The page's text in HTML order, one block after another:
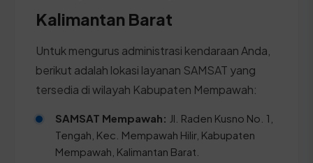
Kalimantan Barat
Untuk mengurus administrasi kendaraan Anda,
berikut adalah lokasi layanan SAMSAT yang
tersedia di wilayah Kabupaten Mempawah:
SAMSAT Mempawah: Jl. Raden Kusno No. 1,
Tengah, Kec. Mempawah Hilir, Kabupaten
Mempawah, Kalimantan Barat.